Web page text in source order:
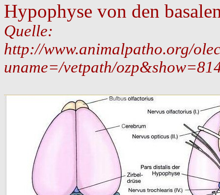
Hypophyse von den
Quelle:
http://www.animalpatho.org/
uname=/vetpath/